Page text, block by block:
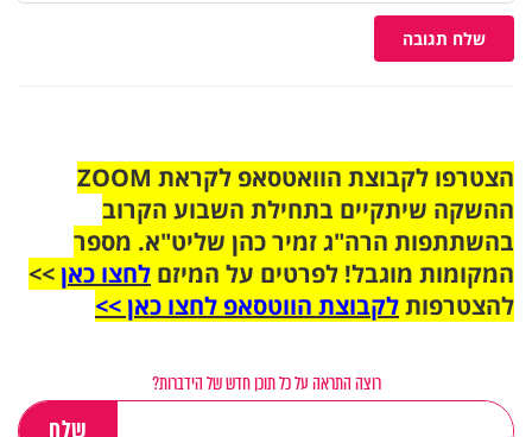
שלח תגובה
הצטרפו לקבוצת הוואטסאפ לקראת ZOOM
ההשקה שיתקיים בתחילת השבוע הקרוב
בהשתתפות הרה"ג זמיר כהן שליט"א. מספר
המקומות מוגבל! לפרטים על המיזם לחצו כאן>>
להצטרפותלקבוצת הווטסאפ לחצו כאן >>
רוצה התראה על כל תוכן חדש של הידברות?